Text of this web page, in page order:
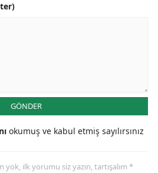
GÖNDER
okumuş ve kabul etmiş sayılırsınız
ilk yorumu siz yazın, tartışalım *